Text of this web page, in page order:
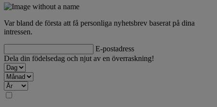
Var bland de första att få personliga nyhetsbrev baserat på dina
intressen.
E-postadress
Dela din födelsedag och njut av en överraskning!